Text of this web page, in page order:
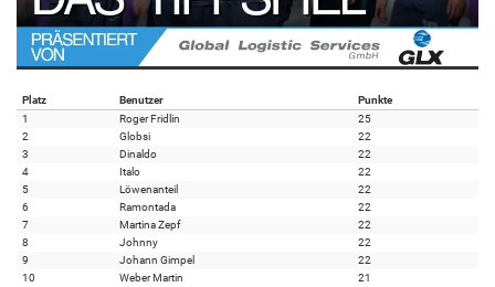
Platz Benutzer
Punkte
1
Roger Fridlin
25
2
Globsi
22
3
Dinaldo
22
4
Italo
22
5
Löwenanteil
22
6
Ramontada
22
7
Martina Zepf
22
8
Johnny
22
9
Johann Gimpel
22
10
Weber Martin 21